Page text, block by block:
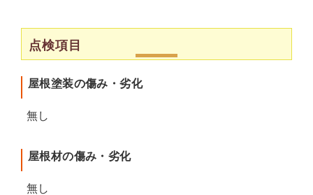
点検項目
屋根塗装の傷み・劣化
無し
屋根材の傷み・劣化
無し